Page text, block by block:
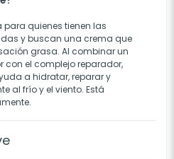
quienes tienen las
y buscan una crema que
grasa. Al combinar un
con el complejo reparador,
a hidratar, reparar y
al frío y el viento. Está